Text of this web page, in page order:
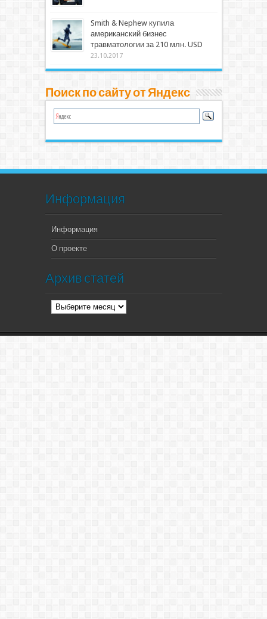
Smith & Nephew купила
американский бизнес
травматологии за 210 млн. USD
23.10.2017
Поиск по сайту от Яндекс
Информация
Информация
О проекте
Архив статей
Архив
статей